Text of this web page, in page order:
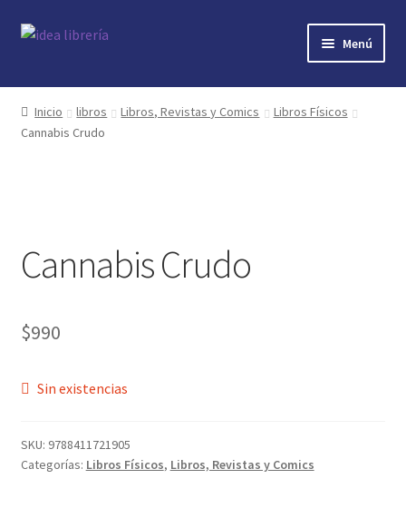
Ir
Ir
Menú
Inicio
contacto
nosotros
novedades
Inicio libros Libros, Revistas y Comics
Libros Físicos
Cannabis Crudo
Cannabis Crudo
$990
Sin existencias
SKU: 9788411721905
Categorías: Libros Físicos, Libros, Revistas y Comics